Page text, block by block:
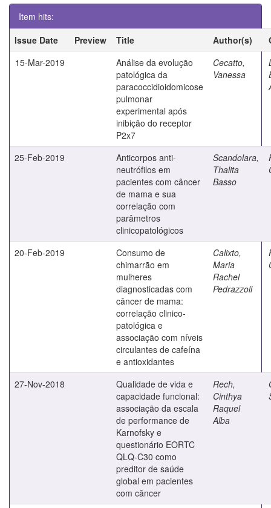
Item hits:
Issue Date
Preview Title Author(s)
15-Mar-2019
Análise da evolução
patológica da
paracoccidioidomicose
pulmonar
experimental após
inibição do receptor
P2x7
Cecatto,
Vanessa
25-Feb-2019
Anticorpos anti-
neutrófilos em
pacientes com câncer
de mama e sua
correlação com
parâmetros
clinicopatológicos
Scandolara,
Thalita
Basso
20-Feb-2019
Consumo de
chimarrão em
mulheres
diagnosticadas com
câncer de mama:
correlação clinico-
patológica e
associação com níveis
circulantes de cafeína
e antioxidantes
Calixto,
Maria
Rachel
Pedrazzoli
27-Nov-2018
Qualidade de vida e
capacidade funcional:
associação da escala
de performance de
Karnofsky e
questionário EORTC
QLQ-C30 como
preditor de saúde
global em pacientes
com câncer
Rech,
Cinthya
Raquel
Alba